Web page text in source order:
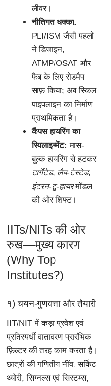
लीवर।
नीतिगत धक्का:
PLI/ISM जैसी पहलों
ने डिजाइन,
ATMP/OSAT और
फैब के लिए रोडमैप
साफ़ किया; अब स्किल
पाइपलाइन का निर्माण
प्राथमिकता है।
कैंपस हायरिंग का
रियलाइन्मेंट: मास-
बुल्क हायरिंग से हटकर
टार्गेटेड, लैब-टेस्टेड,
इंटरन-टू-हायरमॉडल
की ओर शिफ्ट।
IITs/NITs की ओर
रुख—मुख्य कारण
(Why Top
Institutes?)
१) चयन-गुणवत्ता और तैयारी
IIT/NIT में कड़ा प्रवेश एवं
प्रतिस्पर्धी वातावरण प्रारंभिक
फ़िल्टर की तरह काम करता है।
छात्रों की गणितीय नींव, सर्किट
थ्योरी, सिग्नल्स एवं सिस्टम्स,